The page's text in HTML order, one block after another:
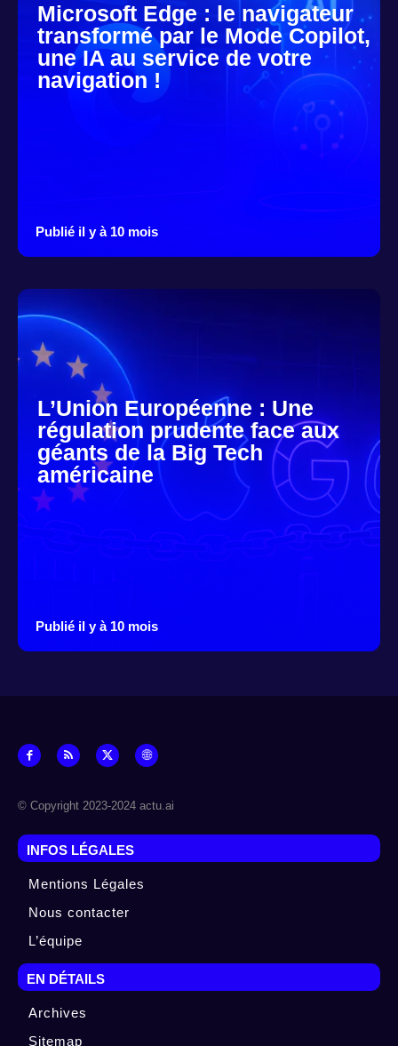
Microsoft Edge : le navigateur
transformé par le Mode Copilot,
une IA au service de votre
navigation !
Publié il y à 10 mois
L’Union Européenne : Une
régulation prudente face aux
géants de la Big Tech
américaine
Publié il y à 10 mois
© Copyright 2023-2024 actu.ai
INFOS LÉGALES
Mentions Légales
Nous contacter
L’équipe
EN DÉTAILS
Archives
Sitemap